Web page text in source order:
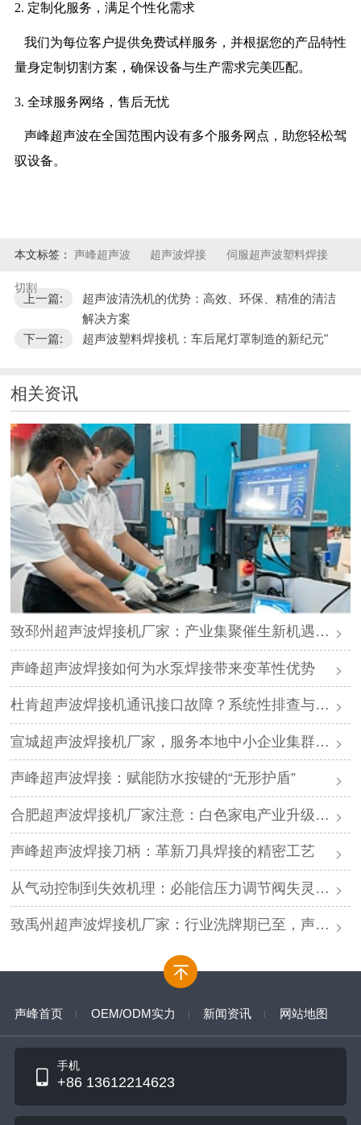
2. 定制化服务，满足个性化需求
我们为每位客户提供免费试样服务，并根据您的产品特性
量身定制切割方案，确保设备与生产需求完美匹配。
3. 全球服务网络，售后无忧
声峰超声波在全国范围内设有多个服务网点，助您轻松驾
驭设备。
本文标签： 声峰超声波 超声波焊接 伺服超声波塑料焊接
切割
上一篇:
超声波清洗机的优势：高效、环保、精准的清洁
解决方案
下一篇:
超声波塑料焊接机：车后尾灯罩制造的新纪元"
相关资讯
致邳州超声波焊接机厂家：产业集聚催生新机遇，声峰源头工厂邀您抱团发展
声峰超声波焊接如何为水泵焊接带来变革性优势
杜肯超声波焊接机通讯接口故障？系统性排查与专业解决方案
宣城超声波焊接机厂家，服务本地中小企业集群，声峰ODM贴牌助您轻装上阵
声峰超声波焊接：赋能防水按键的“无形护盾”
合肥超声波焊接机厂家注意：白色家电产业升级，声峰源头工厂诚邀加盟
声峰超声波焊接刀柄：革新刀具焊接的精密工艺
从气动控制到失效机理：必能信压力调节阀失灵的深度解析与专业修复
致禹州超声波焊接机厂家：行业洗牌期已至，声峰源头工厂邀您抱团取暖
声峰首页 OEM/ODM实力 新闻资讯 网站地图
手机
+86 13612214623